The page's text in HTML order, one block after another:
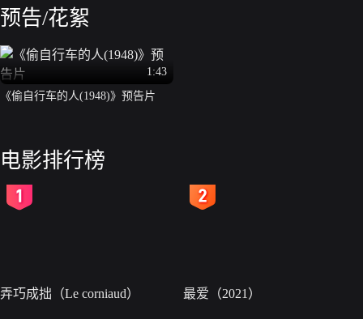
预告/花絮
1:43
《偷自行车的人(1948)》预告片
电影排行榜
弄巧成拙（Le corniaud） 最爱（2021）